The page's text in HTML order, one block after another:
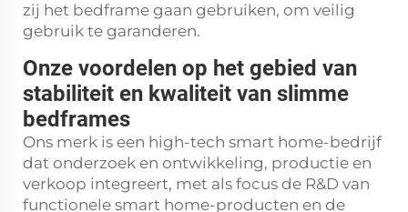
zij het bedframe gaan gebruiken, om veilig
gebruik te garanderen.
Onze voordelen op het gebied van
stabiliteit en kwaliteit van slimme
bedframes
Ons merk is een high-tech smart home-bedrijf
dat onderzoek en ontwikkeling, productie en
verkoop integreert, met als focus de R&D van
functionele smart home-producten en de